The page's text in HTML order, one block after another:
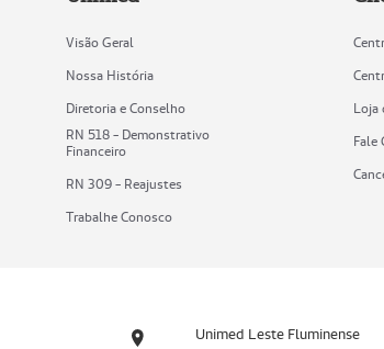
Visão Geral
Nossa História
Diretoria e Conselho
RN 518 - Demonstrativo
Financeiro
RN 309 - Reajustes
Trabalhe Conosco
Loja
Fale
Unimed Leste Fluminense